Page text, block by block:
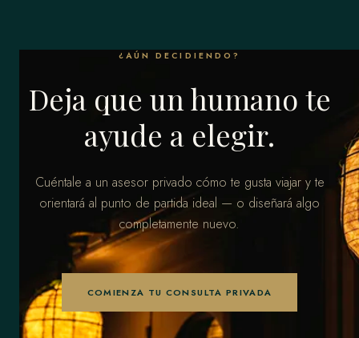
¿AÚN DECIDIENDO?
Deja que un humano te
ayude a elegir.
Cuéntale a un asesor privado cómo te gusta viajar y te
orientará al punto de partida ideal — o diseñará algo
completamente nuevo.
COMIENZA TU CONSULTA PRIVADA